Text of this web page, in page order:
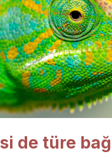
de türe